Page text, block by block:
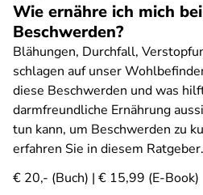
Wie ernähre ich mich
Beschwerden?
Blähungen, Durchfall,
schlagen auf unser
diese Beschwerden und was
darmfreundliche Ernährung
tun kann, um Beschwerden zu
erfahren Sie in diesem Ratgeber.
€ 20,- (Buch) | € 15,99 (E-Book)